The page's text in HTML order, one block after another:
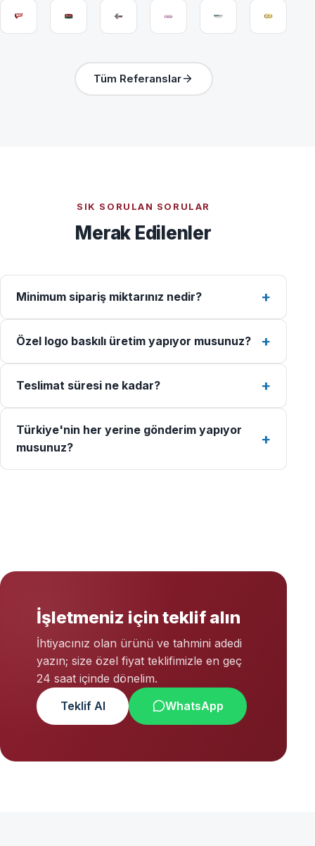
Tüm Referanslar
SIK SORULAN SORULAR
Merak Edilenler
Minimum sipariş miktarınız nedir?
Özel logo baskılı üretim yapıyor musunuz?
Teslimat süresi ne kadar?
Türkiye'nin her yerine gönderim yapıyor
musunuz?
İşletmeniz için teklif alın
İhtiyacınız olan ürünü ve tahmini adedi
yazın; size özel fiyat teklifimizle en geç
24 saat içinde dönelim.
Teklif Al
WhatsApp